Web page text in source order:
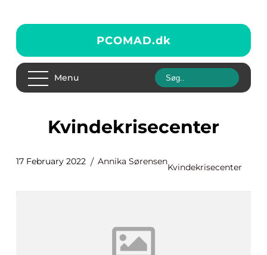
PCOMAD.dk
Menu
Kvindekrisecenter
17 February 2022 Annika Sørensen
Kvindekrisecenter